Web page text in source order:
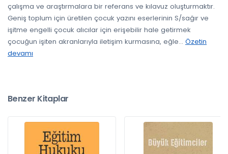
çalışma ve araştırmalara bir referans ve kılavuz oluşturmaktır.
Geniş toplum için üretilen çocuk yazını eserlerinin S/sağır ve
işitme engelli çocuk alıcılar için erişebilir hale getirmek
çocuğun işiten akranlarıyla iletişim kurmasına, eğle... Özetin
devamı
Benzer Kitaplar